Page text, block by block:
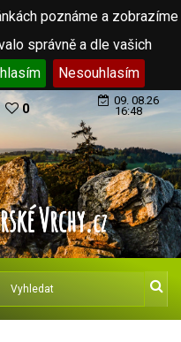
poznáme a zobrazíme
správně a dle vašich
Nesouhlasím
0
09. 08.26
16:48